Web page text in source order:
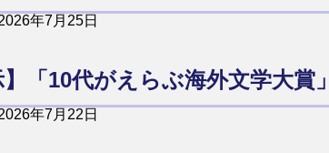
年7月25日
】「10代がえらぶ海外文学大賞」
年7月22日